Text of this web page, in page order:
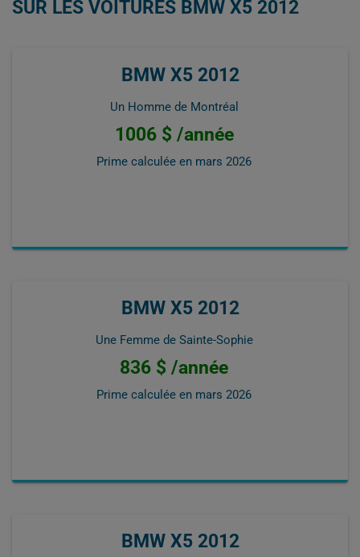
SUR LES VOITURES BMW X5 2012
BMW X5 2012
Un Homme de Montréal
1006 $ /année
Prime calculée en mars 2026
BMW X5 2012
Une Femme de Sainte-Sophie
836 $ /année
Prime calculée en mars 2026
BMW X5 2012